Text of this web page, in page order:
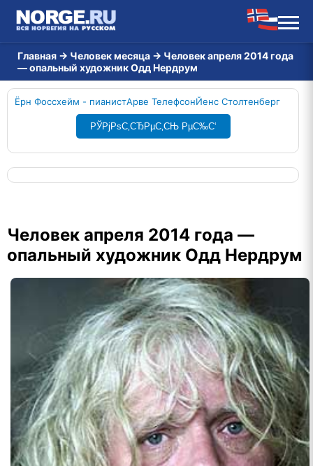
Главная → Человек месяца → Человек апреля 2014 года
— опальный художник Одд Нердрум
Ёрн Фоссхейм - пианистАрве ТелефсонЙенс Столтенберг
РЎРјРѕС‚СЂРµС‚СЊ РµС‰С‘
Человек апреля 2014 года —
опальный художник Одд Нердрум